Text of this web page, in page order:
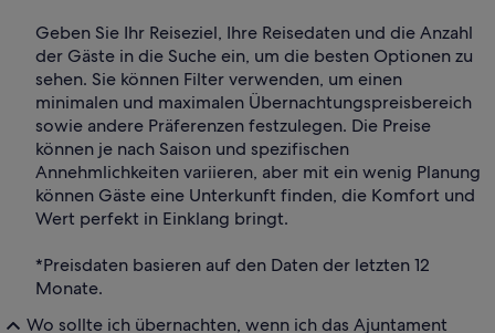
Geben Sie Ihr Reiseziel, Ihre Reisedaten und die Anzahl
der Gäste in die Suche ein, um die besten Optionen zu
sehen. Sie können Filter verwenden, um einen
minimalen und maximalen Übernachtungspreisbereich
sowie andere Präferenzen festzulegen. Die Preise
können je nach Saison und spezifischen
Annehmlichkeiten variieren, aber mit ein wenig Planung
können Gäste eine Unterkunft finden, die Komfort und
Wert perfekt in Einklang bringt.
*Preisdaten basieren auf den Daten der letzten 12
Monate.
Wo sollte ich übernachten, wenn ich das Ajuntament